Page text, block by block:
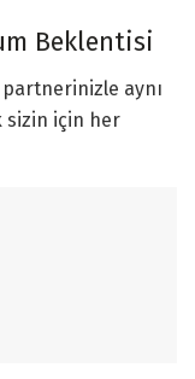
Beklentisi
aynı
sizin için her